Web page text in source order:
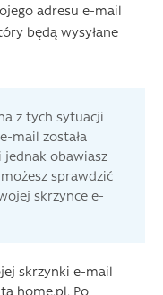
adresu e-mail
będą wysyłane
z tych sytuacji
mail została
jednak obawiasz
sprawdzić
skrzynce e-
skrzynki e-mail
home.pl. Po